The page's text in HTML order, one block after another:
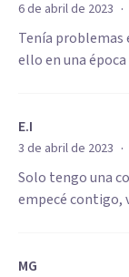
6 de abril de 2023 ·
Tenía problemas
ello en una
E.I
3 de abril de 2023 ·
Solo tengo una
empecé contigo,
MG